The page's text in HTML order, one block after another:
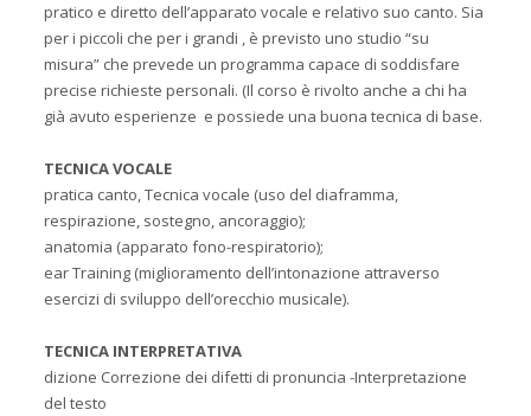
pratico e diretto dell’apparato vocale e relativo suo canto. Sia
per i piccoli che per i grandi , è previsto uno studio “su
misura” che prevede un programma capace di soddisfare
precise richieste personali. (Il corso è rivolto anche a chi ha
già avuto esperienze e possiede una buona tecnica di base.
TECNICA VOCALE
pratica canto, Tecnica vocale (uso del diaframma,
respirazione, sostegno, ancoraggio);
anatomia (apparato fono-respiratorio);
ear Training (miglioramento dell’intonazione attraverso
esercizi di sviluppo dell’orecchio musicale).
TECNICA INTERPRETATIVA
dizione Correzione dei difetti di pronuncia -Interpretazione
del testo